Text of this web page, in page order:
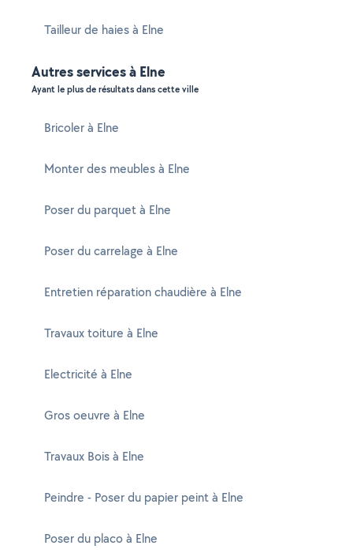
Tailleur de haies à Elne
Autres services à Elne
Ayant le plus de résultats dans cette ville
Bricoler à Elne
Monter des meubles à Elne
Poser du parquet à Elne
Poser du carrelage à Elne
Entretien réparation chaudière à Elne
Travaux toiture à Elne
Electricité à Elne
Gros oeuvre à Elne
Travaux Bois à Elne
Peindre - Poser du papier peint à Elne
Poser du placo à Elne